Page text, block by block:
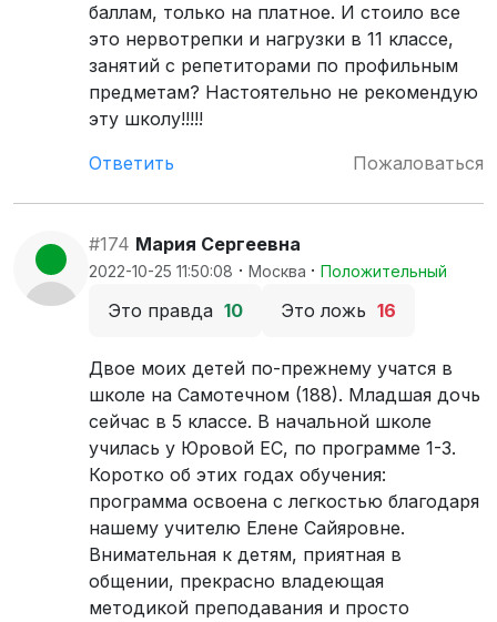
баллам, только на платное. И стоило все
это нервотрепки и нагрузки в 11 классе,
занятий с репетиторами по профильным
предметам? Настоятельно не рекомендую
эту школу!!!!!
Ответить
Пожаловаться
#174 Мария Сергеевна
2022-10-25 11:50:08 · Москва · Положительный
Это правда 10 Это ложь 16
Двое моих детей по-прежнему учатся в
школе на Самотечном (188). Младшая дочь
сейчас в 5 классе. В начальной школе
училась у Юровой ЕС, по программе 1-3.
Коротко об этих годах обучения:
программа освоена с легкостью благодаря
нашему учителю Елене Сайяровне.
Внимательная к детям, приятная в
общении, прекрасно владеющая
методикой преподавания и просто